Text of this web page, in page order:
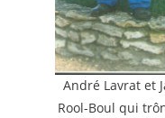
André Lavrat et
Rool-Boul qui